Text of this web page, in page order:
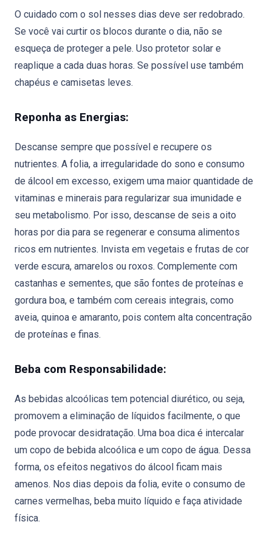
O cuidado com o sol nesses dias deve ser redobrado.
Se você vai curtir os blocos durante o dia, não se
esqueça de proteger a pele. Uso protetor solar e
reaplique a cada duas horas. Se possível use também
chapéus e camisetas leves.
Reponha as Energias:
Descanse sempre que possível e recupere os
nutrientes. A folia, a irregularidade do sono e consumo
de álcool em excesso, exigem uma maior quantidade de
vitaminas e minerais para regularizar sua imunidade e
seu metabolismo. Por isso, descanse de seis a oito
horas por dia para se regenerar e consuma alimentos
ricos em nutrientes. Invista em vegetais e frutas de cor
verde escura, amarelos ou roxos. Complemente com
castanhas e sementes, que são fontes de proteínas e
gordura boa, e também com cereais integrais, como
aveia, quinoa e amaranto, pois contem alta concentração
de proteínas e finas.
Beba com Responsabilidade:
As bebidas alcoólicas tem potencial diurético, ou seja,
promovem a eliminação de líquidos facilmente, o que
pode provocar desidratação. Uma boa dica é intercalar
um copo de bebida alcoólica e um copo de água. Dessa
forma, os efeitos negativos do álcool ficam mais
amenos. Nos dias depois da folia, evite o consumo de
carnes vermelhas, beba muito líquido e faça atividade
física.